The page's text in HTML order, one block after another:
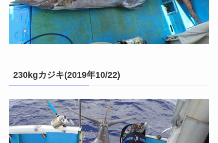
230kgカジキ(2019年10/22)